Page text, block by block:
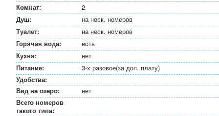
Комнат:
2
Душ:
на неск. номеров
Туалет:
на неск. номеров
Горячая вода:
есть
Кухня:
нет
Питание:
3-х разовое(за доп. плату)
Удобства:
Вид на озеро:
нет
Всего номеров
такого типа: